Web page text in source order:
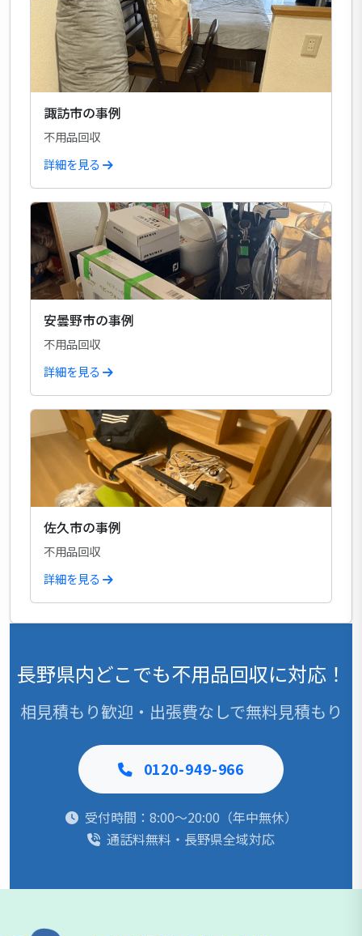
諏訪市の事例
不用品回収
詳細を見る
安曇野市の事例
不用品回収
詳細を見る
佐久市の事例
不用品回収
詳細を見る
長野県内どこでも不用品回収に対応！
相見積もり歓迎・出張費なしで無料見積もり
0120-949-966
受付時間：8:00〜20:00（年中無休）
通話料無料・長野県全域対応